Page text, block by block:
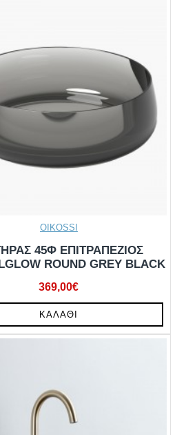
OIKOSSI
45Φ ΕΠΙΤΡΑΠΕΖΙΟΣ
ROUND GREY BLACK
369,00€
ΚΑΛΆΘΙ